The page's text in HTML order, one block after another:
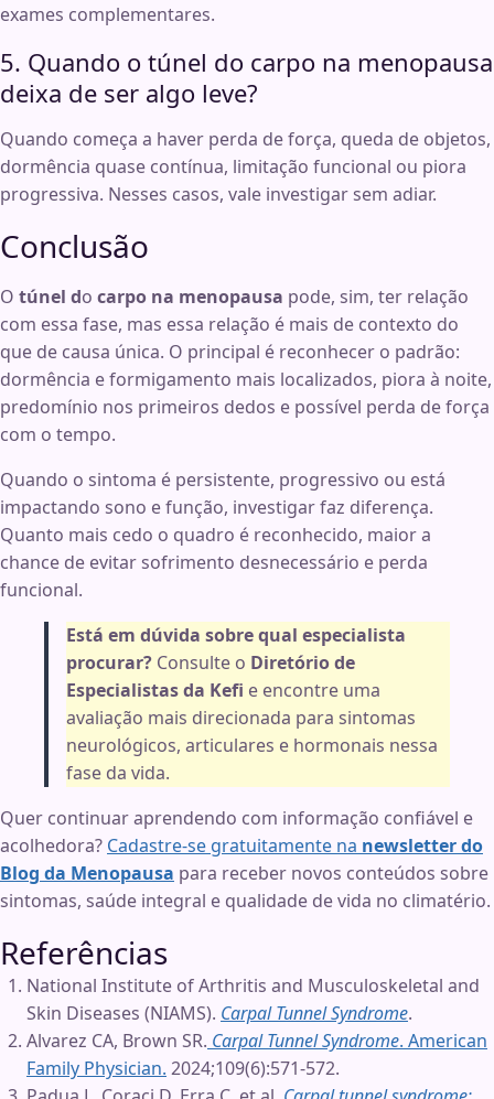
exames complementares.
5. Quando o túnel do carpo na menopausa
deixa de ser algo leve?
Quando começa a haver perda de força, queda de objetos,
dormência quase contínua, limitação funcional ou piora
progressiva. Nesses casos, vale investigar sem adiar.
Conclusão
O túnel do carpo na menopausa pode, sim, ter relação
com essa fase, mas essa relação é mais de contexto do
que de causa única. O principal é reconhecer o padrão:
dormência e formigamento mais localizados, piora à noite,
predomínio nos primeiros dedos e possível perda de força
com o tempo.
Quando o sintoma é persistente, progressivo ou está
impactando sono e função, investigar faz diferença.
Quanto mais cedo o quadro é reconhecido, maior a
chance de evitar sofrimento desnecessário e perda
funcional.
Está em dúvida sobre qual especialista
procurar? Consulte o Diretório de
Especialistas da Kefi e encontre uma
avaliação mais direcionada para sintomas
neurológicos, articulares e hormonais nessa
fase da vida.
Quer continuar aprendendo com informação confiável e
acolhedora? Cadastre-se gratuitamente na newsletter do
Blog da Menopausa para receber novos conteúdos sobre
sintomas, saúde integral e qualidade de vida no climatério.
Referências
National Institute of Arthritis and Musculoskeletal and
Skin Diseases (NIAMS). Carpal Tunnel Syndrome.
Alvarez CA, Brown SR. Carpal Tunnel Syndrome. American
Family Physician. 2024;109(6):571-572.